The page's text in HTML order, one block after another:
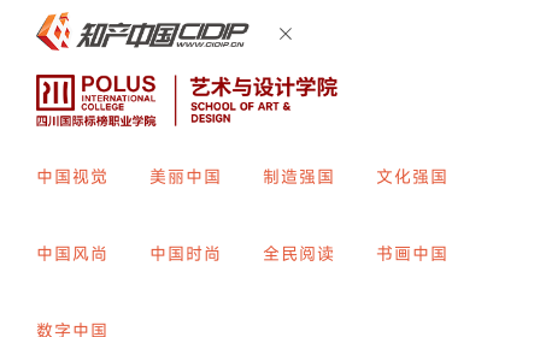
中国视觉 美丽中国 制造强国 文化强国
中国风尚 中国时尚 全民阅读 书画中国
数字中国
指导教师：